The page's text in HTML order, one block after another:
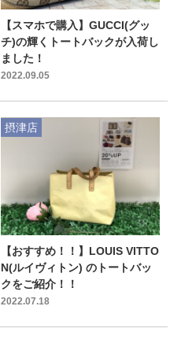
【スマホで購入】GUCCI(グッ
チ)の輝くトートバックが入荷し
ました！
2022.09.05
【おすすめ！！】LOUIS VITTO
N(ルイヴィトン) のトートバッ
クをご紹介！！
2022.07.18
摂津店